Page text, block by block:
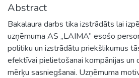
Abstract
Bakalaura darbs tika izstrādāts lai
uzņēmuma AS „LAIMA” esošo
politiku un izstrādātu priekšlikumus
efektīvai pielietošanai kompānijas un
mērķu sasniegšanai. Uzņēmuma